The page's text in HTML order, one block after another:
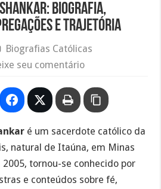
biografia,
e trajetória
Biografias Católicas
seu comentário
é um sacerdote católico da
natural de Itaúna, em Minas
tornou-se conhecido por
e conteúdos sobre fé,